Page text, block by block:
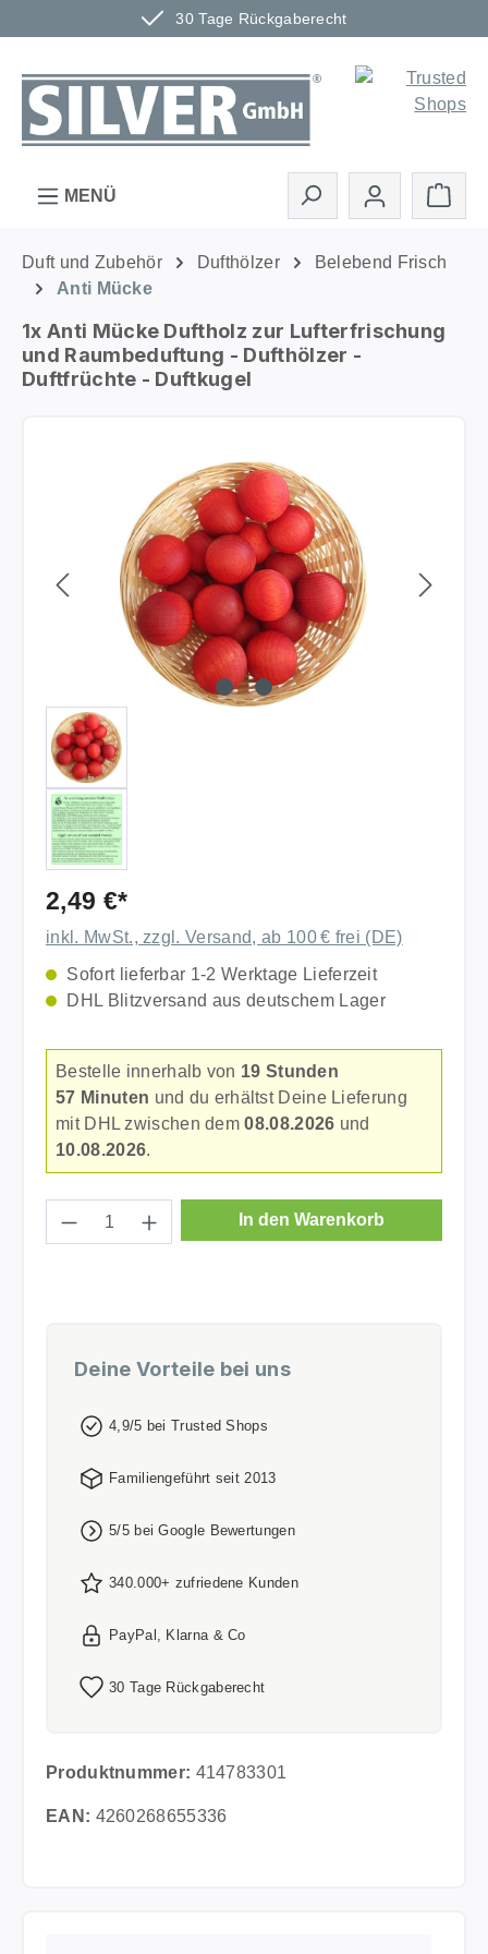
30 Tage Rückgaberecht
Zum Hauptinhalt springen
MENÜ
Duft und Zubehör Dufthölzer
Belebend Frisch
Anti Mücke
1x Anti Mücke Duftholz zur Lufterfrischung
und Raumbeduftung - Dufthölzer -
Duftfrüchte - Duftkugel
Bildergalerie überspringen
2,49 €*
inkl. MwSt., zzgl. Versand, ab 100 € frei (DE)
Sofort lieferbar 1-2 Werktage Lieferzeit
DHL Blitzversand aus deutschem Lager
Bestelle innerhalb von 19 Stunden
57 Minuten und du erhältst Deine Lieferung
mit DHL zwischen dem08.08.2026 und
10.08.2026.
Produkt Anzahl: Gib den gewünschten
In den Warenkorb
Deine Vorteile bei uns
4,9/5 bei Trusted Shops
Familiengeführt seit 2013
5/5 bei Google Bewertungen
340.000+ zufriedene Kunden
PayPal, Klarna & Co
30 Tage Rückgaberecht
Produktnummer: 414783301
EAN: 4260268655336